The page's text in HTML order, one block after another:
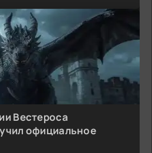
Вестероса
официальное